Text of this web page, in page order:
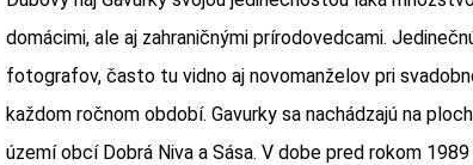
domácimi, ale aj zahraničnými prírodovedcami.
fotografov, často tu vidno aj novomanželov pri
každom ročnom období. Gavurky sa nachádzajú na
území obcí Dobrá Niva a Sása. V dobe pred rokom